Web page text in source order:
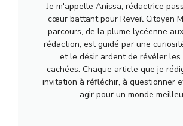
Je m'appelle Anissa, rédactrice
cœur battant pour Reveil Citoyen
parcours, de la plume lycéenne
rédaction, est guidé par une
et le désir ardent de révéler les
cachées. Chaque article que je
invitation à réfléchir, à questionner
agir pour un monde